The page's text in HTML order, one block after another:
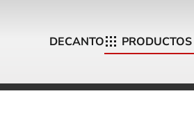
DECANTO PRODUCTOS